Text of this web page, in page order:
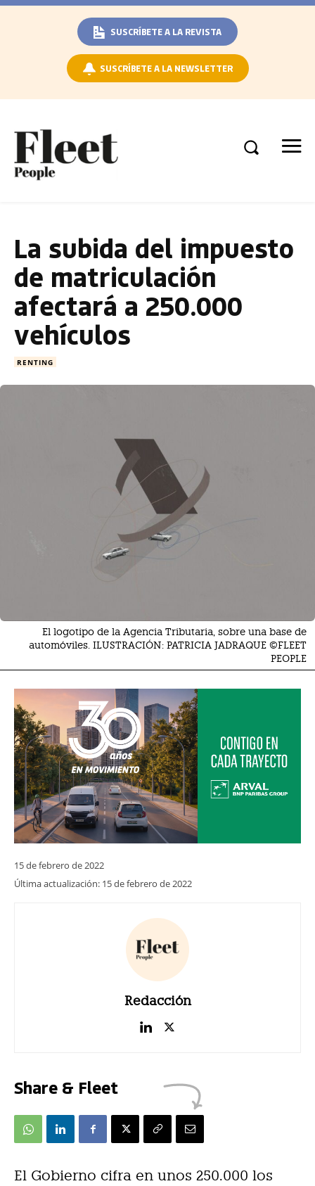
SUSCRÍBETE A LA REVISTA
SUSCRÍBETE A LA NEWSLETTER
La subida del impuesto
de matriculación
afectará a 250.000
vehículos
RENTING
El logotipo de la Agencia Tributaria, sobre una base de
automóviles. ILUSTRACIÓN: PATRICIA JADRAQUE ©FLEET
PEOPLE
15 de febrero de 2022
Última actualización: 15 de febrero de 2022
Redacción
Share & Fleet
El Gobierno cifra en unos 250.000 los